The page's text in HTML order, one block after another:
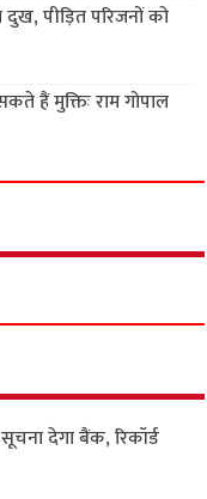
दुख, पीड़ित परिजनों को
हैं मुक्तिः राम गोपाल
देगा बैंक, रिकॉर्ड